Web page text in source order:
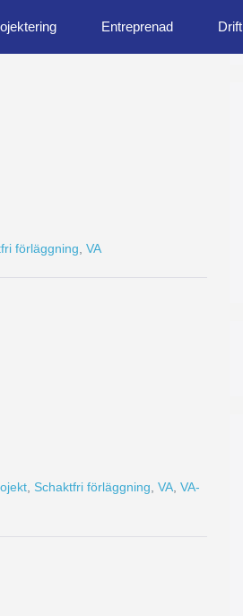
Entreprenad Drift
förläggning VA
Schaktfri förläggning VA VA-